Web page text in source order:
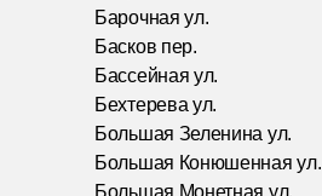
Барочная ул.
Басков пер.
Бассейная ул.
Бехтерева ул.
Большая Зеленина ул.
Большая Конюшенная ул.
Большая Монетная ул.